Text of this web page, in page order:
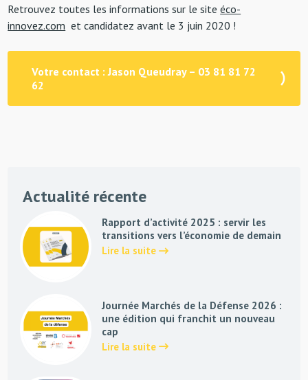
Retrouvez toutes les informations sur le siteéco-
innovez.com et candidatez avant le 3 juin 2020 !
Votre contact : Jason Queudray – 03 81 81 72
62
Actualité récente
Rapport d’activité 2025 : servir les
transitions vers l’économie de demain
Lire la suite
Journée Marchés de la Défense 2026 :
une édition qui franchit un nouveau
cap
Lire la suite